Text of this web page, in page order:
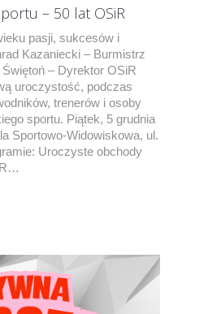
– 50 lat OSiR
pasji, sukcesów i
Kazaniecki – Burmistrz
– Dyrektor OSiR
uroczystość, podczas
trenerów i osoby
sportu. Piątek, 5 grudnia
Sportowo-Widowiskowa, ul.
Uroczyste obchody